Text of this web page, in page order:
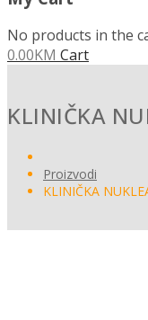
No products in the
0.00KM Cart
KLINIČKA
Proizvodi
KLINIČKA